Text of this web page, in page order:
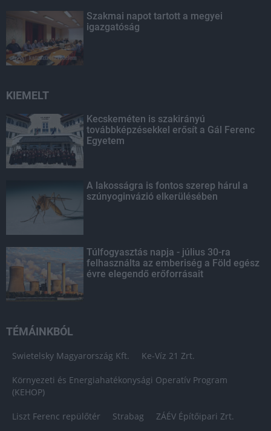
Szakmai napot tartott a megyei
igazgatóság
KIEMELT
Kecskeméten is szakirányú
továbbképzésekkel erősít a Gál Ferenc
Egyetem
A lakosságra is fontos szerep hárul a
szúnyoginvázió elkerülésében
Túlfogyasztás napja - július 30-ra
felhasználta az emberiség a Föld egész
évre elegendő erőforrásait
TÉMÁINKBÓL
Swietelsky Magyarország Kft. Ke-Víz 21 Zrt.
Környezeti és Energiahatékonysági Operatív Program
(KEHOP)
Liszt Ferenc repülőtér Strabag ZÁÉV Építőipari Zrt.